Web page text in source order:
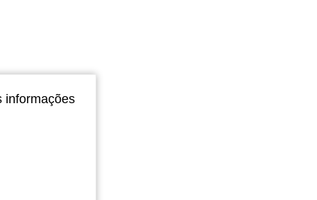
informações